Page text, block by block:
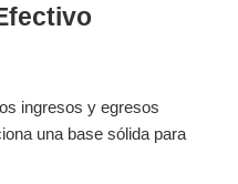
ingresos y egresos
una base sólida para